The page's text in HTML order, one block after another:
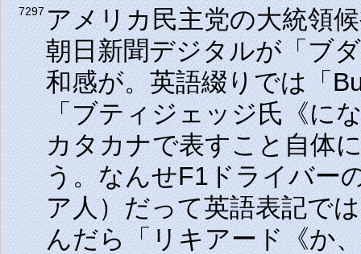
7297アメリカ民主党の大統領
朝日新聞デジタルが「ブ
和感が。英語綴りでは「
「ブティジェッジ氏《に
カタカナで表すこと自体
う。なんせF1ドライバー
ア人）だって英語表記で
んだら「リキアード《か